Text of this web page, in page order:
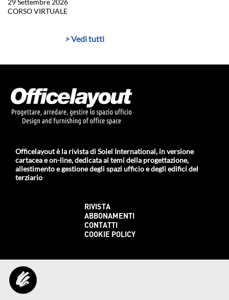
29 Settembre 2026
CORSO VIRTUALE
> Vedi tutti
Officelayout è la rivista di Soiel International, in versione
cartacea e on-line, dedicata ai temi della progettazione,
allestimento e gestione degli spazi ufficio e degli edifici del
terziario
RIVISTA
ABBONAMENTI
CONTATTI
COOKIE POLICY